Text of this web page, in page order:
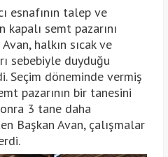
esnafının talep ve
kapalı semt pazarını
halkın sıcak ve
sebebiyle duyduğu
Seçim döneminde vermiş
pazarının bir tanesini
3 tane daha
Başkan Avan, çalışmalar